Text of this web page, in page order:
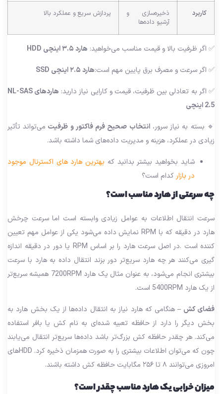
کاربرد
ذخیره‌سازی و
آرشیو داده‌ها
پردازش سریع و عملکرد بالا
✅ اگر ظرفیت بالا و قیمت مناسب می‌خواهید: هارد ۳.۵ اینچی HDD
✅ اگر سرعت و مصرف برق پایین مهم است:هارد ۲.۵ اینچی SSD
✅ اگر به تعادلی بین ظرفیت، قیمت و کارایی نیاز دارید:
هاردهای NL-SAS
2.5 اینچی
🔹 بسته به نیاز سرور، انتخاب صحیح فرم فاکتور و ظرفیتمی‌تواند تأثیر
زیادی در عملکرد، هزینه و مدیریت داده‌های شما داشته باشد.
شاید بخواهید بیشتر بدانید که بهترین هارد های اکسترنال موجود
در بازارکدام است؟
چه سرعتی از هارد مناسب است؟
سرعت انتقال اطلاعات به عوامل زیادی وابسته است اما سرعت چرخش
هارد در دقیقه که با RPM نمایش داده می‌شود یکی از عوامل مهم تعیین
کننده است .در اصل سرعت هارد را بر اساس RPM یا دور در دقیقه اندازه
گیری می‌کنند هر چه هارد سریع‌تر دور بزند انتقال داده به هارد با سرعت
بیشتری انجام می‌شود، به عنوان مثال یک هارد 7200RPM همیشه سریع‌تر
از یک هارد 5400RPM است.
فضای کش –هنگامی که هارد نیاز به انتقال داده‌ها از یک بخش هارد به
بخش دیگر را دارد از حافظه تعبیه شده‌ای به نام کش یا بافر استفاده
می‌کند. هر چقدر حافظه کش بزرگ‌تر باشد داده‌ها سریع‌تر انتقال می‌یابند
چون که می‌توان اطلاعات بیشتری را به صورت همزمان ذخیره کرد. HDDهای
امروزی می‌توانند ۸ تا ۲۵۶ مگابایت حافظه کش داشته باشند.
میزان خرابی یک هارد مناسب چقدر است؟